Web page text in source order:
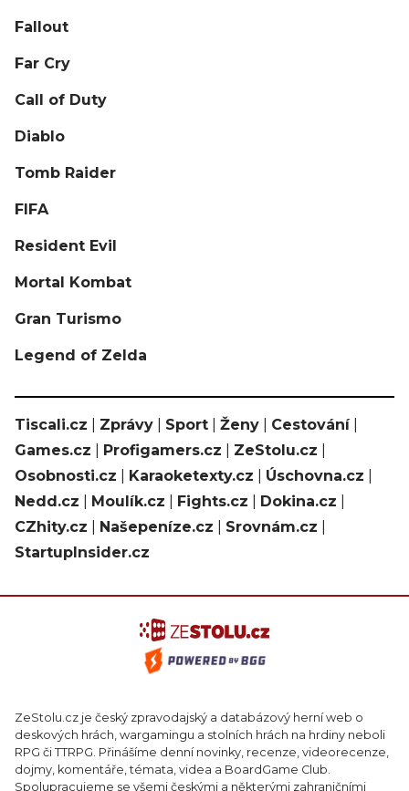
Fallout
Far Cry
Call of Duty
Diablo
Tomb Raider
FIFA
Resident Evil
Mortal Kombat
Gran Turismo
Legend of Zelda
Tiscali.cz Zprávy Sport Ženy Cestování|
Games.cz
Profigamers.cz ZeStolu.cz
Osobnosti.cz
Karaoketexty.cz Úschovna.cz
Nedd.cz
Moulík.cz Fights.cz Dokina.cz
CZhity.cz
Našepeníze.cz Srovnám.cz
StartupInsider.cz
ZeStolu.cz je český zpravodajský a databázový herní web o
deskových hrách, wargamingu a stolních hrách na hrdiny neboli
RPG či TTRPG. Přinášíme denní novinky, recenze, videorecenze,
dojmy, komentáře, témata, videa a BoardGame Club.
Spolupracujeme se všemi českými a některými zahraničními